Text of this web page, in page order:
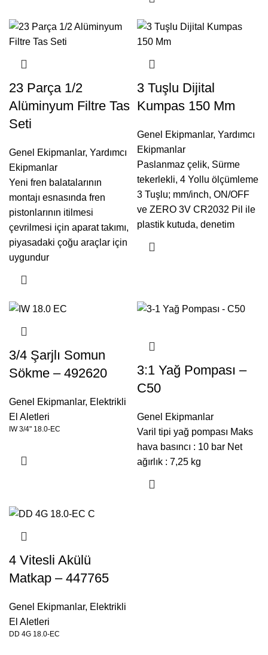
23 Parça 1/2
Alüminyum Filtre Tas
Seti
Genel Ekipmanlar, Yardımcı
Ekipmanlar
Yeni fren balatalarının
montajı esnasında fren
pistonlarının itilmesi
çevrilmesi için aparat takımı,
piyasadaki çoğu araçlar için
uygundur
3 Tuşlu Dijital
Kumpas 150 Mm
Genel Ekipmanlar, Yardımcı
Ekipmanlar
Paslanmaz çelik, Sürme
tekerlekli, 4 Yollu ölçümleme
3 Tuşlu; mm/inch, ON/OFF
ve ZERO 3V CR2032 Pil ile
plastik kutuda, denetim
3/4 Şarjlı Somun
Sökme – 492620
Genel Ekipmanlar, Elektrikli
El Aletleri
IW 3/4" 18.0-EC
3:1 Yağ Pompası –
C50
Genel Ekipmanlar
Varil tipi yağ pompası Maks
hava basıncı : 10 bar Net
ağırlık : 7,25 kg
4 Vitesli Akülü
Matkap – 447765
Genel Ekipmanlar, Elektrikli
El Aletleri
DD 4G 18.0-EC